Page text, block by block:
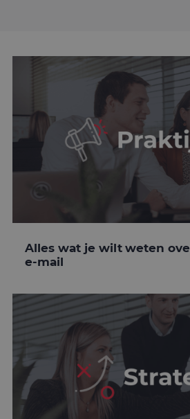
Alles wat je wilt weten
e-mail